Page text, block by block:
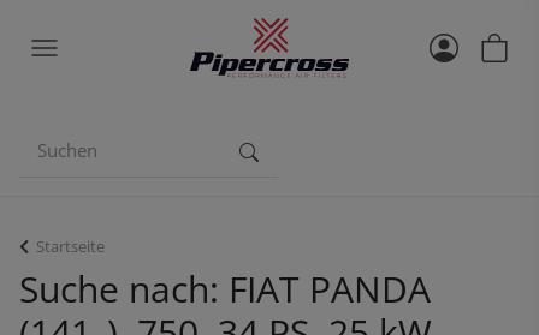
Startseite
Suche nach: FIAT PANDA